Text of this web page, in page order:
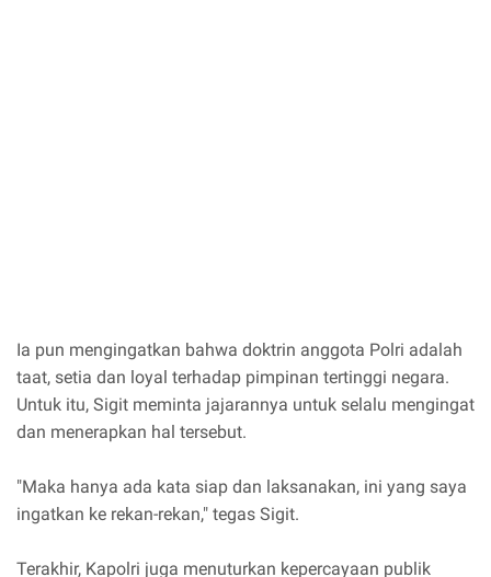
Ia pun mengingatkan bahwa doktrin anggota Polri adalah
taat, setia dan loyal terhadap pimpinan tertinggi negara.
Untuk itu, Sigit meminta jajarannya untuk selalu mengingat
dan menerapkan hal tersebut.
"Maka hanya ada kata siap dan laksanakan, ini yang saya
ingatkan ke rekan-rekan," tegas Sigit.
Terakhir, Kapolri juga menuturkan kepercayaan publik